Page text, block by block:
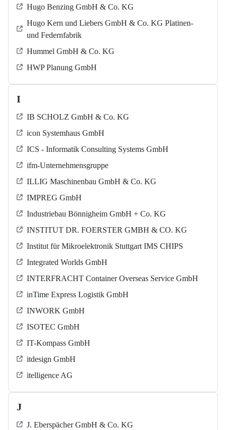
Hugo Benzing GmbH & Co. KG
Hugo Kern und Liebers GmbH & Co. KG Platinen-
und Federnfabrik
Hummel GmbH & Co. KG
HWP Planung GmbH
I
IB SCHOLZ GmbH & Co. KG
icon Systemhaus GmbH
ICS - Informatik Consulting Systems GmbH
ifm-Unternehmensgruppe
ILLIG Maschinenbau GmbH & Co. KG
IMPREG GmbH
Industriebau Bönnigheim GmbH + Co. KG
INSTITUT DR. FOERSTER GMBH & CO. KG
Institut für Mikroelektronik Stuttgart IMS CHIPS
Integrated Worlds GmbH
INTERFRACHT Container Overseas Service GmbH
inTime Express Logistik GmbH
INWORK GmbH
ISOTEC GmbH
IT-Kompass GmbH
itdesign GmbH
itelligence AG
J
J. Eberspächer GmbH & Co. KG